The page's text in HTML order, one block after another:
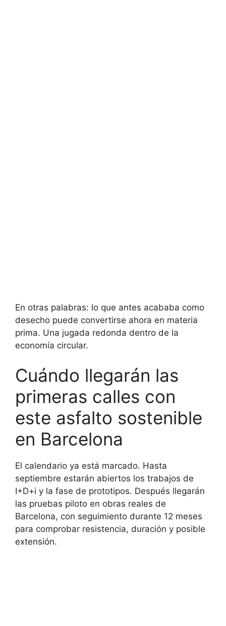
En otras palabras: lo que antes acababa como
desecho puede convertirse ahora en materia
prima. Una jugada redonda dentro de la
economía circular.
Cuándo llegarán las
primeras calles con
este asfalto sostenible
en Barcelona
El calendario ya está marcado. Hasta
septiembre estarán abiertos los trabajos de
I+D+i y la fase de prototipos. Después llegarán
las pruebas piloto en obras reales de
Barcelona, con seguimiento durante 12 meses
para comprobar resistencia, duración y posible
extensión.